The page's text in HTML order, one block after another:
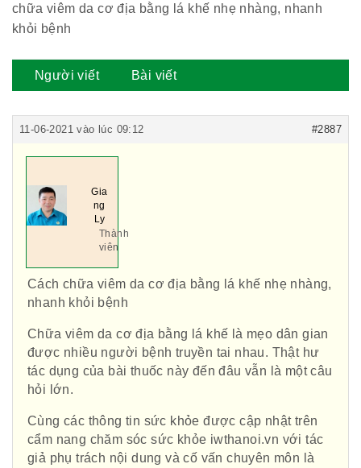
chữa viêm da cơ địa bằng lá khế nhẹ nhàng, nhanh
khỏi bệnh
Người viết Bài viết
11-06-2021 vào lúc 09:12 #2887
Gia
ng
Ly
Thành
viên
Cách chữa viêm da cơ địa bằng lá khế nhẹ nhàng,
nhanh khỏi bệnh
Chữa viêm da cơ địa bằng lá khế là mẹo dân gian
được nhiều người bệnh truyền tai nhau. Thật hư
tác dụng của bài thuốc này đến đâu vẫn là một câu
hỏi lớn.
Cùng các thông tin sức khỏe được cập nhật trên
cẩm nang chăm sóc sức khỏe iwthanoi.vn với tác
giả phụ trách nội dung và cố vấn chuyên môn là